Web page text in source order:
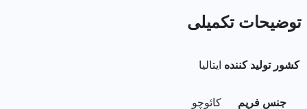
توضیحات تکمیلی
کشور تولید کننده ایتالیا
جنس فریم کائوچو